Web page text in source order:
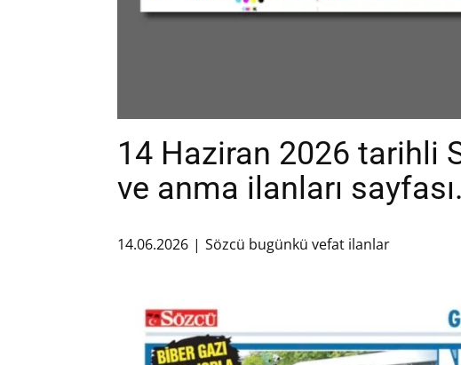
14 Haziran 2026 tarihli
ve anma ilanları sayfası.
14.06.2026 Sözcü bugünkü vefat ilanlar